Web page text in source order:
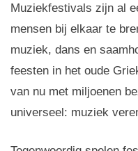
Muziekfestivals zijn al
mensen bij elkaar te
muziek, dans en
feesten in het oude
van nu met miljoenen
universeel: muziek